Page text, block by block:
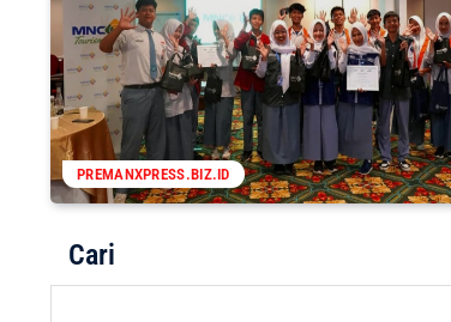
PREMANXPRESS.BIZ.ID
Cari